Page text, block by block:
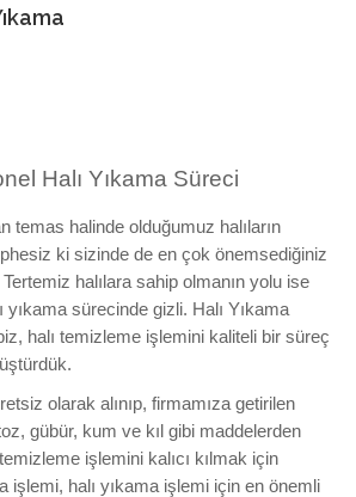
Halı Yıkama Süreci
temas halinde olduğumuz halıların
ki sizinde de en çok önemsediğiniz
halılara sahip olmanın yolu ise
yıkama sürecinde gizli. Halı Yıkama
halı temizleme işlemini kaliteli bir süreç
olarak alınıp, firmamıza getirilen
gübür, kum ve kıl gibi maddelerden
temizleme işlemini kalıcı kılmak için
işlemi, halı yıkama işlemi için en önemli